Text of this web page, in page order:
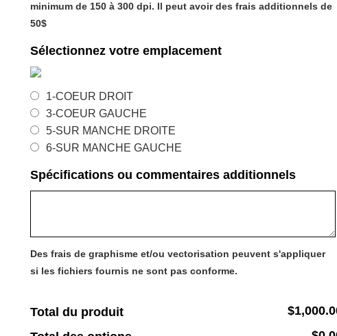
minimum de 150 à 300 dpi. Il peut avoir des frais additionnels de
50$
Sélectionnez votre emplacement
1-COEUR DROIT
3-COEUR GAUCHE
5-SUR MANCHE DROITE
6-SUR MANCHE GAUCHE
Spécifications ou commentaires additionnels
Des frais de graphisme et/ou vectorisation peuvent s'appliquer
si les fichiers fournis ne sont pas conforme.
Total du produit